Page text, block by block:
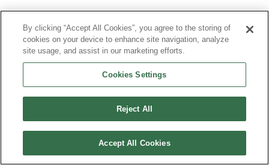
By clicking “Accept All Cookies”, you agree to the storing of
cookies on your device to enhance site navigation, analyze
site usage, and assist in our marketing efforts.
Cookies Settings
Reject All
Accept All Cookies